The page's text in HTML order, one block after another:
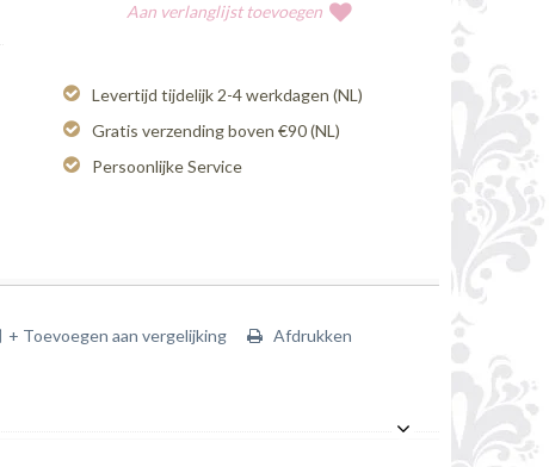
Aan verlanglijst toevoegen
Levertijd tijdelijk 2-4 werkdagen (NL)
Gratis verzending boven €90 (NL)
Persoonlijke Service
+ Toevoegen aan vergelijking Afdrukken